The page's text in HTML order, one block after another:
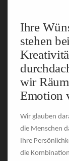
Ihre
stehen
wir
Emotion
Wir glauben
die Menschen
Ihre
die